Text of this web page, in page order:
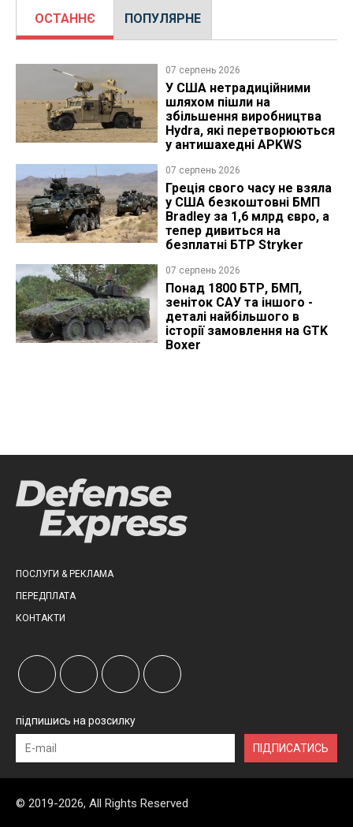
ОСТАННЄ ПОПУЛЯРНЕ
07 серпень 2026
У США нетрадиційними
шляхом пішли на
збільшення виробництва
Hydra, які перетворюються
у антишахедні APKWS
07 серпень 2026
Греція свого часу не взяла
у США безкоштовні БМП
Bradley за 1,6 млрд євро, а
тепер дивиться на
безплатні БТР Stryker
07 серпень 2026
Понад 1800 БТР, БМП,
зеніток САУ та іншого -
деталі найбільшого в
історії замовлення на GTK
Boxer
ПОСЛУГИ & РЕКЛАМА
ПЕРЕДПЛАТА
КОНТАКТИ
підпишись на розсилку
ПІДПИСАТИСЬ
© 2019-2026, All Rights Reserved